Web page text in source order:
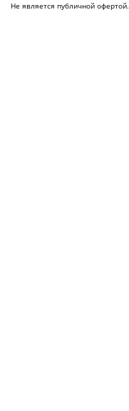
Не является публичной офертой.